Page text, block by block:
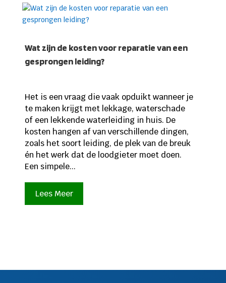
Wat zijn de kosten voor reparatie van een
gesprongen leiding?
Het is een vraag die vaak opduikt wanneer je
te maken krijgt met lekkage, waterschade
of een lekkende waterleiding in huis. De
kosten hangen af van verschillende dingen,
zoals het soort leiding, de plek van de breuk
én het werk dat de loodgieter moet doen.
Een simpele...
Lees Meer